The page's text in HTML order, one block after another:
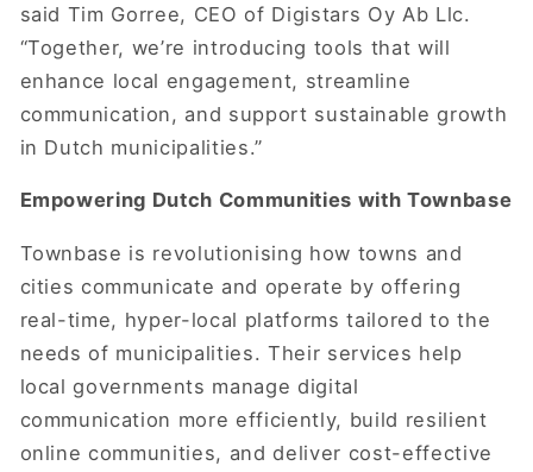
said Tim Gorree, CEO of Digistars Oy Ab Llc.
“Together, we’re introducing tools that will
enhance local engagement, streamline
communication, and support sustainable growth
in Dutch municipalities.”
Empowering Dutch Communities with Townbase
Townbase is revolutionising how towns and
cities communicate and operate by offering
real-time, hyper-local platforms tailored to the
needs of municipalities. Their services help
local governments manage digital
communication more efficiently, build resilient
online communities, and deliver cost-effective